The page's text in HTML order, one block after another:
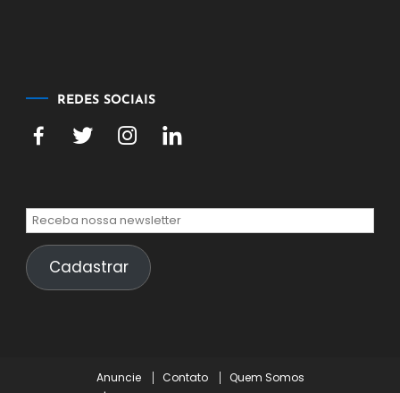
2026
REDES SOCIAIS
Cadastrar
Anuncie Contato Quem Somos